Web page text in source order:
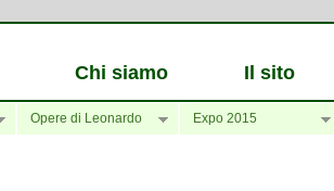
Chi siamo Il sito
Opere di Leonardo Expo 2015